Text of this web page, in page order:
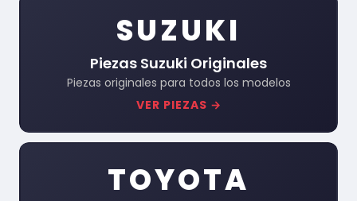
SUZUKI
Piezas Suzuki Originales
Piezas originales para todos los modelos
VER PIEZAS →
TOYOTA